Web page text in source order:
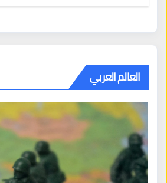
العالم العربي